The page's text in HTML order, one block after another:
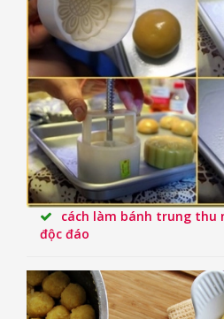
cách làm bánh trung thu
độc đáo